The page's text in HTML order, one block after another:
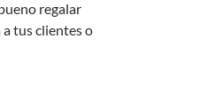
regalar
tus clientes o